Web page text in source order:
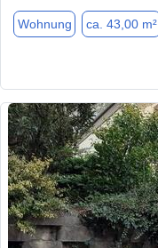
Wohnung ca. 43,00 m²